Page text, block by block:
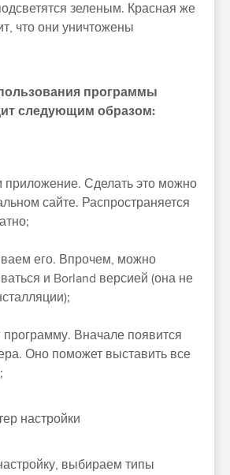
зеленым. Красная же
что они уничтожены
программы
следующим образом:
приложение. Сделать это можно
сайте. Распространяется
его. Впрочем, можно
и Borland версией (она не
программу. Вначале появится
Оно поможет выставить все
настройки
выбираем типы